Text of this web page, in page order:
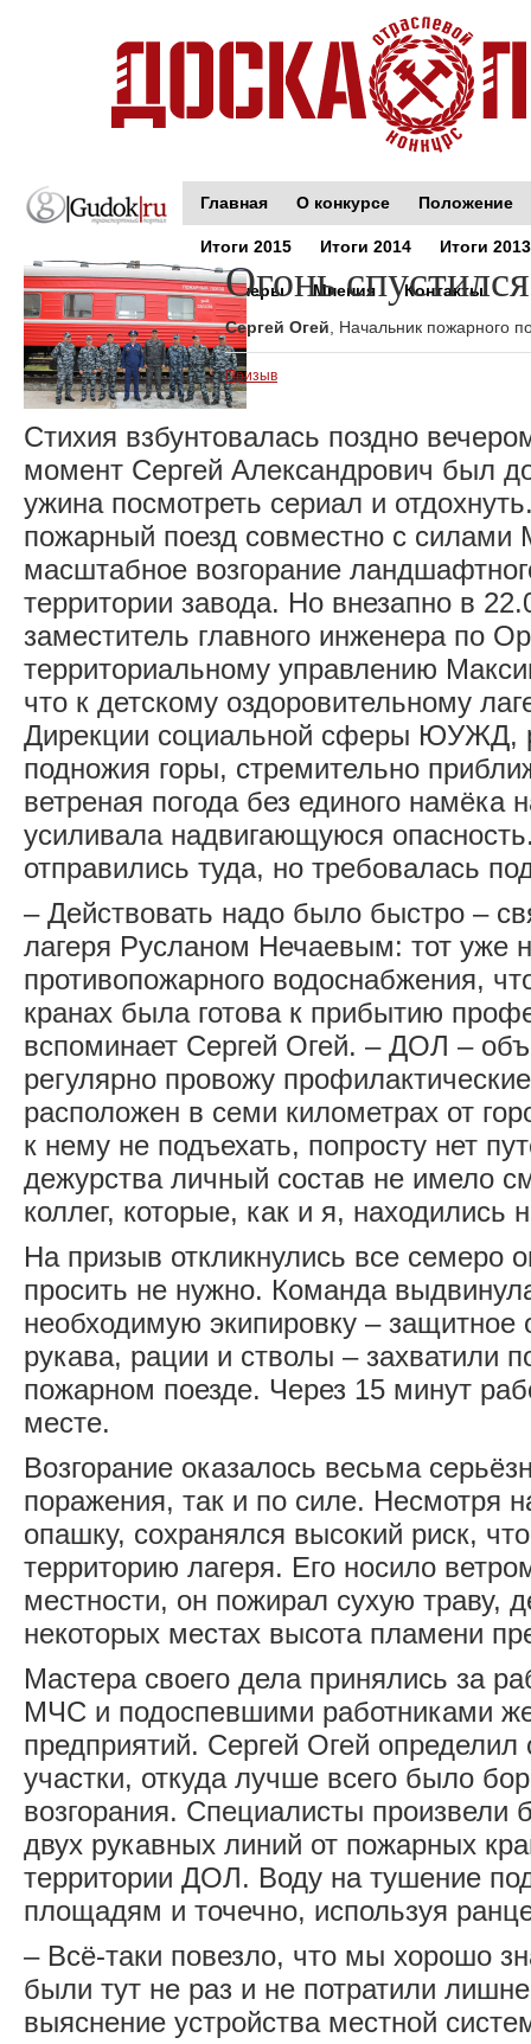
Главная О конкурсе Положение
Итоги 2015 Итоги 2014 Итоги 2013
Партнеры Мнения Контакты
Огонь
Сергей Огей , Начальник пожарного
Призыв
Стихия взбунтовалась поздно
момент Сергей Александрович был
ужина посмотреть сериал и
пожарный поезд совместно с
масштабное возгорание
территории завода. Но внезапно в
заместитель главного инженера по
территориальному управлению
что к детскому оздоровительному
Дирекции социальной сферы ЮУЖД,
подножия горы, стремительно
ветреная погода без единого намёка
усиливала надвигающуюся
отправились туда, но требовалась
– Действовать надо было быстро –
лагеря Русланом Нечаевым: тот уже
противопожарного водоснабжения,
кранах была готова к прибытию
вспоминает Сергей Огей. – ДОЛ –
регулярно провожу
расположен в семи километрах от
к нему не подъехать, попросту нет
дежурства личный состав не имело
коллег, которые, как и я, находились
На призыв откликнулись все семеро
просить не нужно. Команда
необходимую экипировку – защитное
рукава, рации и стволы – захватили
пожарном поезде. Через 15 минут
месте.
Возгорание оказалось весьма
поражения, так и по силе. Несмотря
опашку, сохранялся высокий риск,
территорию лагеря. Его носило
местности, он пожирал сухую траву,
некоторых местах высота пламени
Мастера своего дела принялись за
МЧС и подоспевшими работниками
предприятий. Сергей Огей
участки, откуда лучше всего было
возгорания. Специалисты произвели
двух рукавных линий от пожарных
территории ДОЛ. Воду на тушение
площадям и точечно, используя
– Всё-таки повезло, что мы хорошо
были тут не раз и не потратили
выяснение устройства местной